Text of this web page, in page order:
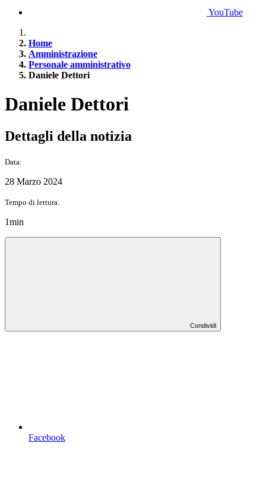
YouTube
Home
Amministrazione
Personale amministrativo
Daniele Dettori
Daniele Dettori
Dettagli della notizia
Data:
28 Marzo 2024
Tempo di lettura:
1min
Condividi
Facebook